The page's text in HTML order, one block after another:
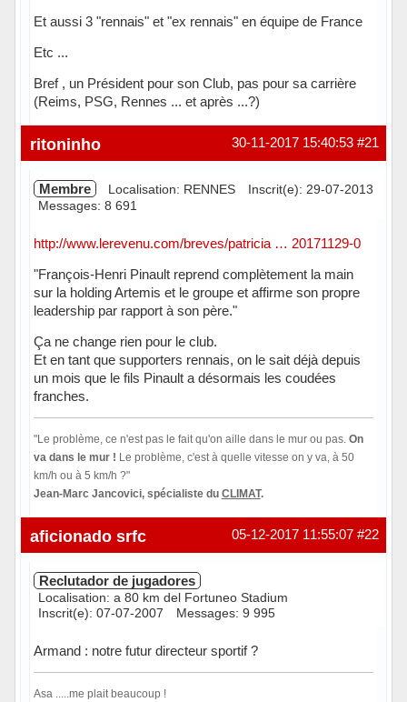
Et aussi 3 "rennais" et "ex rennais" en équipe de France
Etc ...
Bref , un Président pour son Club, pas pour sa carrière
(Reims, PSG, Rennes ... et après ...?)
Hors ligne #21
30-11-2017 15:40:53
ritoninho
Membre Localisation: RENNES
Inscrit(e): 29-07-2013
Messages: 8 691
http://www.lerevenu.com/breves/patricia … 20171129-0
"François-Henri Pinault reprend complètement la main
sur la holding Artemis et le groupe et affirme son propre
leadership par rapport à son père."
Ça ne change rien pour le club.
Et en tant que supporters rennais, on le sait déjà depuis
un mois que le fils Pinault a désormais les coudées
franches.
"Le problème, ce n'est pas le fait qu'on aille dans le mur ou pas. On
va dans le mur ! Le problème, c'est à quelle vitesse on y va, à 50
km/h ou à 5 km/h ?"
Jean-Marc Jancovici, spécialiste du CLIMAT.
Hors ligne #22
05-12-2017 11:55:07
aficionado srfc
Reclutador de jugadores
Localisation: a 80 km del Fortuneo Stadium
Inscrit(e): 07-07-2007
Messages: 9 995
Armand : notre futur directeur sportif ?
Asa .....me plait beaucoup !